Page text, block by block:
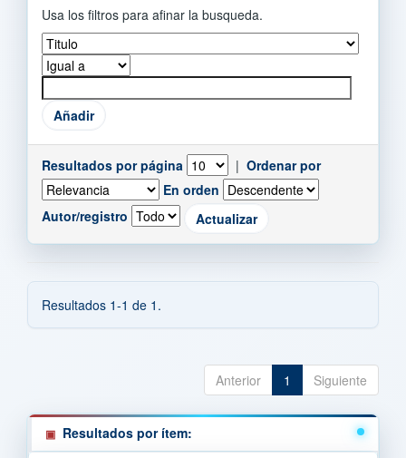
Usa los filtros para afinar la busqueda.
Resultados por página | Ordenar por
En orden
Autor/registro
Resultados 1-1 de 1.
Anterior 1 Siguiente
Resultados por ítem: